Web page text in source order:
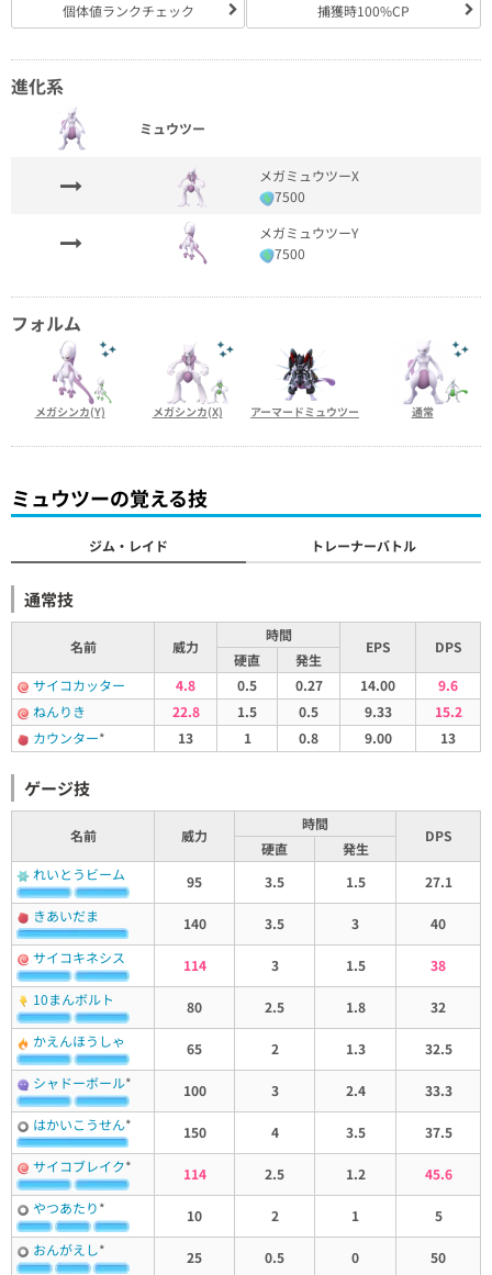
個体値ランクチェック 捕獲時100%CP
進化系
ミュウツー
メガミュウツーX
7500
メガミュウツーY
7500
フォルム
メガシンカ(Y) メガシンカ(X) アーマードミュウツー 通常
ミュウツーの覚える技
ジム・レイド トレーナーバトル
通常技
名前 威力
時間
EPS DPS
硬直
発生
サイコカッター
4.8 0.5 0.27 14.00
9.6
ねんりき
22.8 1.5 0.5 9.33
15.2
カウンター* 13 1 0.8 9.00 13
ゲージ技
名前 威力
時間
DPS
硬直
発生
れいとうビーム
95 3.5 1.5
27.1
きあいだま
140 3.5 3
40
サイコキネシス
114 3 1.5
38
10まんボルト
80 2.5 1.8
32
かえんほうしゃ
65 2 1.3
32.5
シャドーボール* 100 3 2.4
33.3
はかいこうせん* 150 4 3.5
37.5
サイコブレイク* 114 2.5 1.2
45.6
やつあたり* 10 2 1
5
おんがえし* 25 0.5 0 50